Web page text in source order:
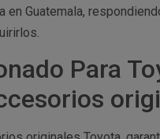
en Guatemala,
Para